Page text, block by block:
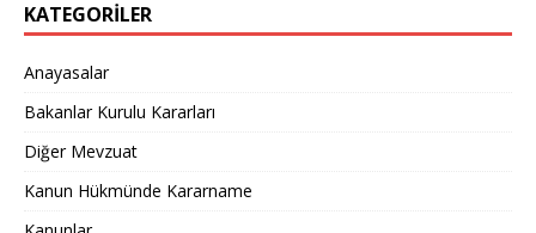
KATEGORILER
Anayasalar
Bakanlar Kurulu Kararları
Diğer Mevzuat
Kanun Hükmünde Kararname